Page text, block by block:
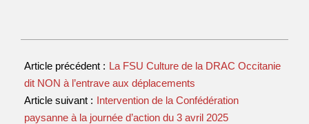
Article précédent : La FSU Culture de la DRAC Occitanie
dit NON à l’entrave aux déplacements
Article suivant : Intervention de la Confédération
paysanne à la journée d’action du 3 avril 2025